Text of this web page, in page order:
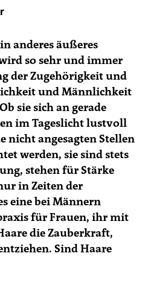
anderes äußeres
so sehr und immer
der Zugehörigkeit und
und Männlichkeit
sie sich an gerade
im Tageslicht lustvoll
nicht angesagten Stellen
werden, sie sind stets
stehen für Stärke
in Zeiten der
eine bei Männern
für Frauen, ihr mit
die Zauberkraft,
Sind Haare